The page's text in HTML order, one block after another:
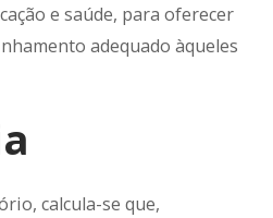
e saúde, para oferecer
adequado àqueles
calcula-se que,